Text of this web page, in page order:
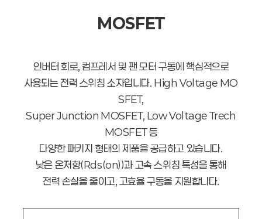
MOSFET
인버터 회로, 컴프레서 및 팬 모터 구동에 핵심적으로
사용되는 전력 스위칭 소자입니다. High Voltage MO
SFET,
Super Junction MOSFET, Low Voltage Trech
MOSFET 등
다양한 패키지 형태의 제품을 공급하고 있습니다.
낮은 온저항(Rds(on))과 고속 스위칭 특성을 통해
전력 손실을 줄이고, 고효율 구동을 지원합니다.